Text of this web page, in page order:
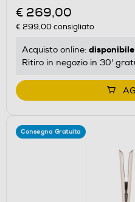
€ 269,00
€ 299,00consigliato
Acquisto online: disponibile
Ritiro in negozio in 30'
Consegna Gratuita